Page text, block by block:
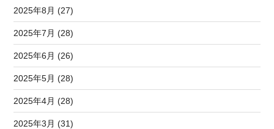
2025年8月 (27)
2025年7月 (28)
2025年6月 (26)
2025年5月 (28)
2025年4月 (28)
2025年3月 (31)